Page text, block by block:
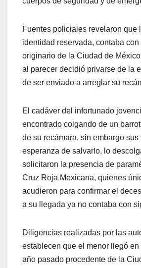
Fuentes policiales revelaron que
identidad reservada, contaba con
originario de la Ciudad de
al parecer decidió privarse de la
de ser enviado a arreglar su
El cadáver del infortunado
encontrado colgando de un
de su recámara, sin embargo
esperanza de salvarlo, lo
solicitaron la presencia de
Cruz Roja Mexicana, quienes
acudieron para confirmar el
a su llegada ya no contaba con
Diligencias realizadas por las
establecen que el menor llegó en
año pasado procedente de la